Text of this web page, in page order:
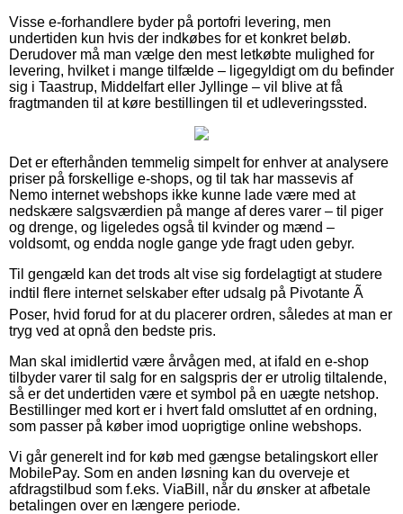
Visse e-forhandlere byder på portofri levering, men
undertiden kun hvis der indkøbes for et konkret beløb.
Derudover må man vælge den mest letkøbte mulighed for
levering, hvilket i mange tilfælde – ligegyldigt om du befinder
sig i Taastrup, Middelfart eller Jyllinge – vil blive at få
fragtmanden til at køre bestillingen til et udleveringssted.
Det er efterhånden temmelig simpelt for enhver at analysere
priser på forskellige e-shops, og til tak har massevis af
Nemo internet webshops ikke kunne lade være med at
nedskære salgsværdien på mange af deres varer – til piger
og drenge, og ligeledes også til kvinder og mænd –
voldsomt, og endda nogle gange yde fragt uden gebyr.
Til gengæld kan det trods alt vise sig fordelagtigt at studere
indtil flere internet selskaber efter udsalg på Pivotante Ã
Poser, hvid forud for at du placerer ordren, således at man er
tryg ved at opnå den bedste pris.
Man skal imidlertid være årvågen med, at ifald en e-shop
tilbyder varer til salg for en salgspris der er utrolig tiltalende,
så er det undertiden være et symbol på en uægte netshop.
Bestillinger med kort er i hvert fald omsluttet af en ordning,
som passer på køber imod uoprigtige online webshops.
Vi går generelt ind for køb med gængse betalingskort eller
MobilePay. Som en anden løsning kan du overveje et
afdragstilbud som f.eks. ViaBill, når du ønsker at afbetale
betalingen over en længere periode.